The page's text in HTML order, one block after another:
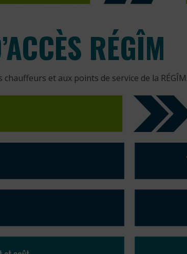
RÉGÎM
et aux points de service de la